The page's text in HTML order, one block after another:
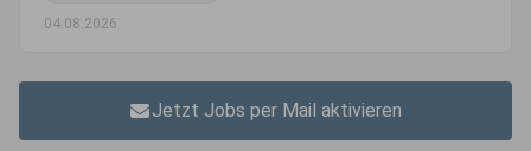
04.08.2026
Jetzt Jobs per Mail aktivieren